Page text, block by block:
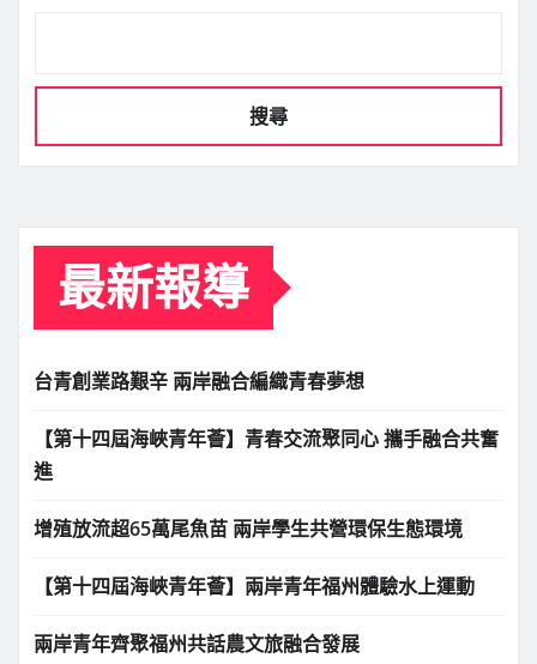
搜尋
最新報導
台青創業路艱辛 兩岸融合編織青春夢想
【第十四屆海峽青年薈】青春交流聚同心 攜手融合共奮
進
增殖放流超65萬尾魚苗 兩岸學生共營環保生態環境
【第十四屆海峽青年薈】兩岸青年福州體驗水上運動
兩岸青年齊聚福州共話農文旅融合發展